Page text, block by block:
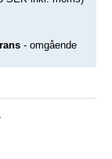
- omgående